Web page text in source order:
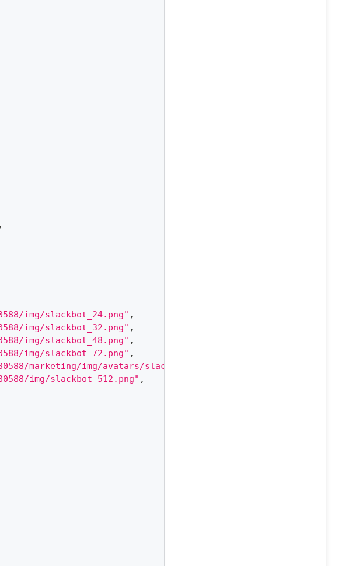
,
img/slackbot_24.png" ,
img/slackbot_32.png" ,
img/slackbot_48.png" ,
img/slackbot_72.png" ,
marketing/img/avatars/slackbot/avatar-slackbot.png"
img/slackbot_512.png" ,